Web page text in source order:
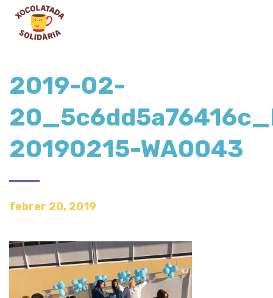
2019-02-
20190215-WA0043
febrer 20, 2019